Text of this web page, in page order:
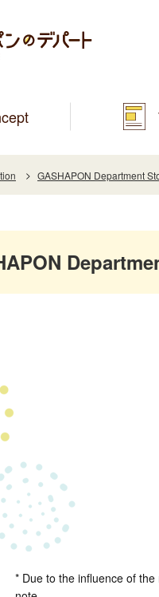
GASHAPON Department
* Due to the influence of